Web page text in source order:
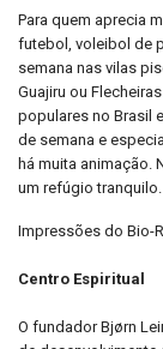
Para quem aprecia
futebol, voleibol de
semana nas vilas
Guajiru ou
populares no Brasil
de semana e
há muita animação.
um refúgio tranquilo.
Impressões do Bio-
Centro Espiritual
O fundador Bjørn